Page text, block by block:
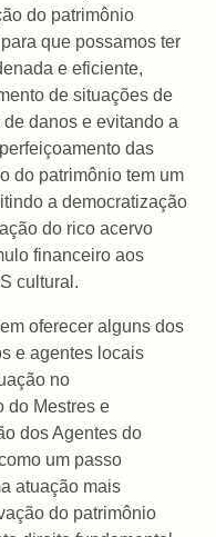
do patrimônio
que possamos ter
e eficiente,
de situações de
danos e evitando a
das
do patrimônio tem um
a democratização
do rico acervo
financeiro aos
cultural.
oferecer alguns dos
e agentes locais
no
do Mestres e
dos Agentes do
um passo
atuação mais
do patrimônio